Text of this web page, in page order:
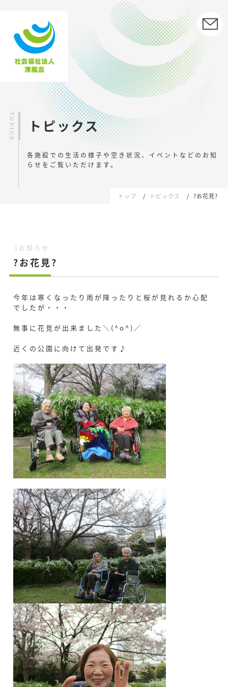
トピックス
各施設での生活の様子や空き状況、イベントなどの お知
らせをご覧いただけます。
トップ トピックス ?お花見?
お知らせ
?お花見?
今年は寒くなったり雨が降ったりと桜が見れるか心配
でしたが・・・
無事に花見が出来ました＼(^o^)／
近くの公園に向けて出発です♪